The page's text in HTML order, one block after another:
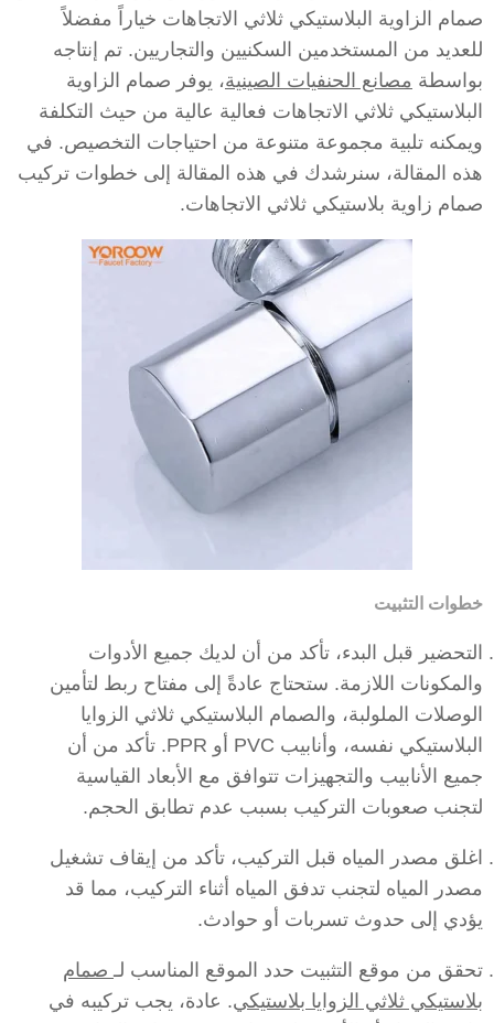
صمام الزاوية البلاستيكي ثلاثي الاتجاهات خياراً مفضلاً
للعديد من المستخدمين السكنيين والتجاريين. تم إنتاجه
بواسطة مصانع الحنفيات الصينية، يوفر صمام الزاوية
البلاستيكي ثلاثي الاتجاهات فعالية عالية من حيث التكلفة
ويمكنه تلبية مجموعة متنوعة من احتياجات التخصيص. في
هذه المقالة، سنرشدك في هذه المقالة إلى خطوات تركيب
صمام زاوية بلاستيكي ثلاثي الاتجاهات.
خطوات التثبيت
التحضير قبل البدء، تأكد من أن لديك جميع الأدوات
والمكونات اللازمة. ستحتاج عادةً إلى مفتاح ربط لتأمين
الوصلات الملولبة، والصمام البلاستيكي ثلاثي الزوايا
البلاستيكي نفسه، وأنابيب PVC أو PPR. تأكد من أن
جميع الأنابيب والتجهيزات تتوافق مع الأبعاد القياسية
لتجنب صعوبات التركيب بسبب عدم تطابق الحجم.
اغلق مصدر المياه قبل التركيب، تأكد من إيقاف تشغيل
مصدر المياه لتجنب تدفق المياه أثناء التركيب، مما قد
يؤدي إلى حدوث تسربات أو حوادث.
تحقق من موقع التثبيت حدد الموقع المناسب لـصمام
بلاستيكي ثلاثي الزوايا بلاستيكي. عادة، يجب تركيبه في